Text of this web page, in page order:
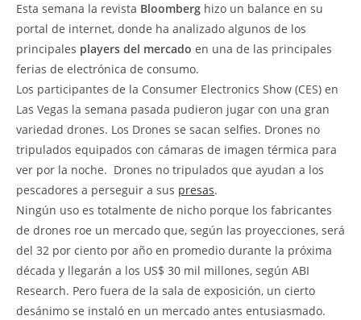
Esta semana la revista Bloomberg hizo un balance en su
portal de internet, donde ha analizado algunos de los
principales players del mercado en una de las principales
ferias de electrónica de consumo.
Los participantes de la Consumer Electronics Show (CES) en
Las Vegas la semana pasada pudieron jugar con una gran
variedad drones. Los Drones se sacan selfies. Drones no
tripulados equipados con cámaras de imagen térmica para
ver por la noche. Drones no tripulados que ayudan a los
pescadores a perseguir a sus presas.
Ningún uso es totalmente de nicho porque los fabricantes
de drones roe un mercado que, según las proyecciones, será
del 32 por ciento por año en promedio durante la próxima
década y llegarán a los US$ 30 mil millones, según ABI
Research. Pero fuera de la sala de exposición, un cierto
desánimo se instaló en un mercado antes entusiasmado.